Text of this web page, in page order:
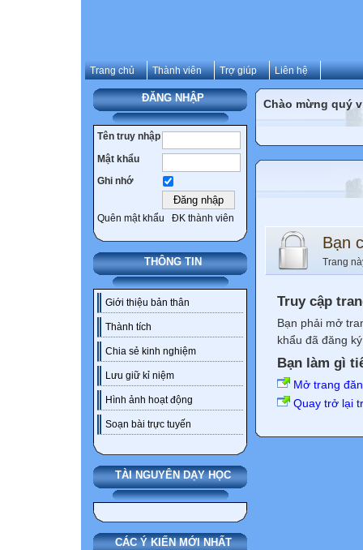
Trang chủ Thành viên Trợ giúp Liên hệ
ĐĂNG NHẬP
Tên truy nhập
Mật khẩu
Ghi nhớ
Quên mật khẩu ĐK thành viên
THÔNG TIN
Giới thiệu bản thân
Thành tích
Chia sẻ kinh nghiệm
Lưu giữ kỉ niệm
Hình ảnh hoạt động
Soạn bài trực tuyến
TÀI NGUYÊN DẠY HỌC
CÁC Ý KIẾN MỚI NHẤT
Chào mừng quý
Bạn
Trang
Truy cập
Bạn phải mở
khẩu đã đăng
Bạn làm gì
Mở trang
Quay trở lại